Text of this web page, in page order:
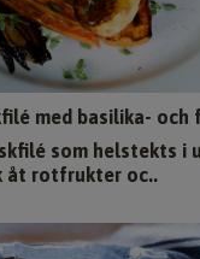
med basilika- och
som helstekts i
åt rotfrukter oc..